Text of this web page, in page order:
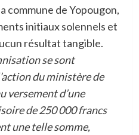
commune de Yopougon,
initiaux solennels et
résultat tangible.
se sont
du ministère de
versement d’une
de 250 000 francs
une telle somme,